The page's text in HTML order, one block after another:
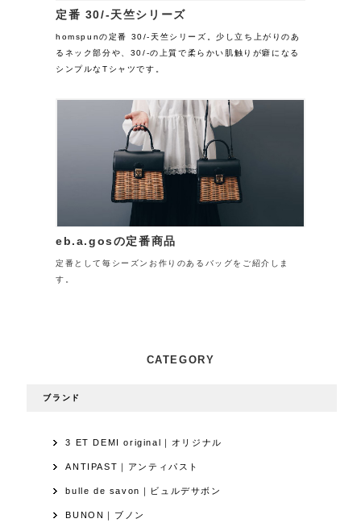
定番 30/-天竺シリーズ
homspunの定番 30/-天竺シリーズ。少し立ち上がりのあ
るネック部分や、30/-の上質で柔らかい肌触りが癖になる
シンプルなTシャツです。
eb.a.gosの定番商品
定番として毎シーズンお作りのあるバッグをご紹介しま
す。
CATEGORY
ブランド
3 ET DEMI original｜オリジナル
ANTIPAST｜アンティパスト
bulle de savon｜ビュルデサボン
BUNON｜ブノン